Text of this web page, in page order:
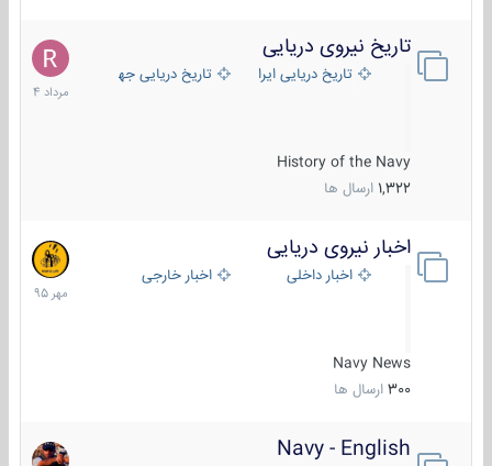
تاریخ نیروی دریایی
تاریخ دریایی ایران تاریخ دریایی جهان
History of the Navy
1,322 ارسال ها
16
مرداد
1404
اخبار نیروی دریایی
اخبار داخلی اخبار خارجی
Navy News
300 ارسال ها
27
مهر
1395
Navy - English
22